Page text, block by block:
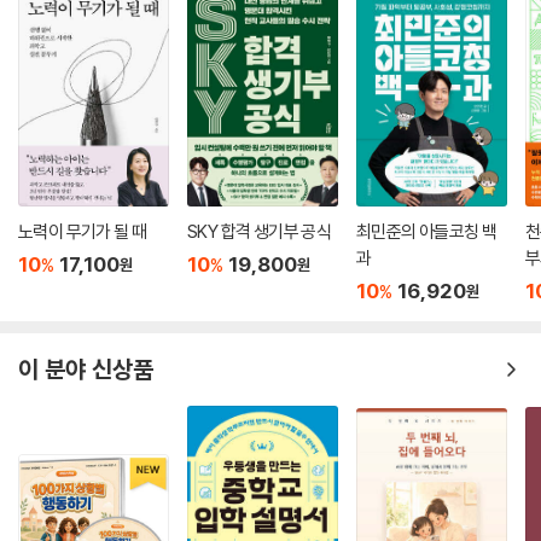
사 커리큘럼, 실천 노트 sample 등 본문에서 다루지 못한 내용을 알차게
담았다.
노력이 무기가 될 때
10% 17,100원
SKY 합격 생기부 공식
10% 19,800원
최민준의 아들코칭 백
과
10% 16,920원
이 분야 신상품